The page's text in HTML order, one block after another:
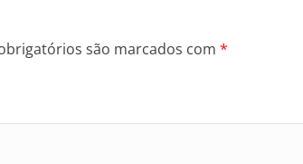
são marcados com *